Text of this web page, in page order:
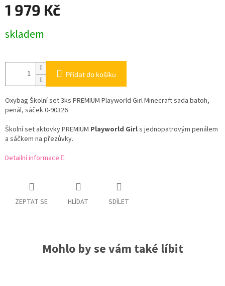
1 979 Kč
cena:
skladem
Přidat do košíku
Oxybag Školní set 3ks PREMIUM Playworld Girl Minecraft sada batoh,
penál, sáček 0-90326
Školní set aktovky PREMIUM Playworld Girls jednopatrovým penálem
a sáčkem na přezůvky.
Detailní informace
ZEPTAT SE HLÍDAT SDÍLET
Mohlo by se vám také líbit